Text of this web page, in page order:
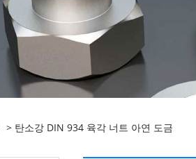
> 탄소강 DIN 934 육각 너트 아연 도금